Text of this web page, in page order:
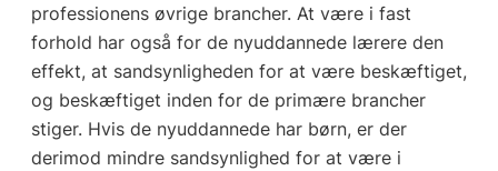
professionens øvrige brancher. At være i fast
forhold har også for de nyuddannede lærere den
effekt, at sandsynligheden for at være beskæftiget,
og beskæftiget inden for de primære brancher
stiger. Hvis de nyuddannede har børn, er der
derimod mindre sandsynlighed for at være i